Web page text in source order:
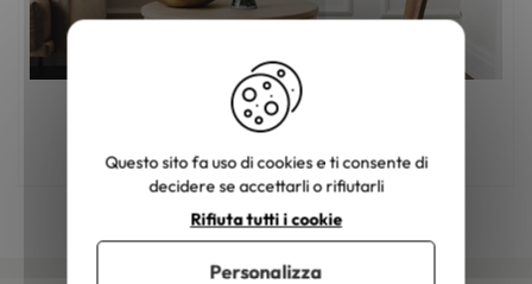
Mobili in legno: come scegliere il colore
Questo sito fa uso di cookies e ti consente di
decidere se accettarli o rifiutarli
Rifiuta tutti i cookie
Personalizza